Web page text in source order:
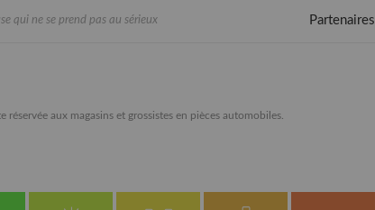
qui ne se prend pas au sérieux Partenaires
réservée aux magasins et grossistes en pièces automobiles.